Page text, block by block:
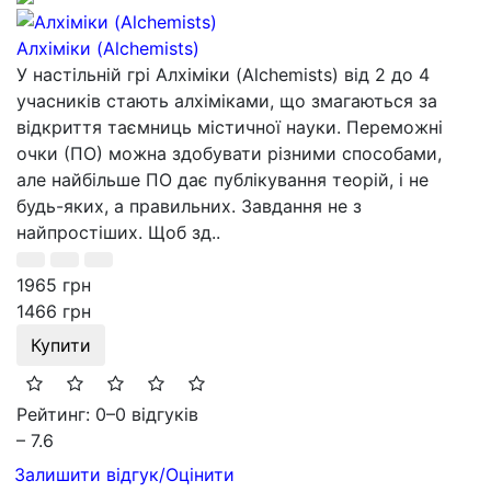
Алхіміки (Alchemists)
У настільній грі Алхіміки (Alchemists) від 2 до 4
учасників стають алхіміками, що змагаються за
відкриття таємниць містичної науки. Переможні
очки (ПО) можна здобувати різними способами,
але найбільше ПО дає публікування теорій, і не
будь-яких, а правильних. Завдання не з
найпростіших. Щоб зд..
1965 грн
1466 грн
Купити
Рейтинг: 0–0 відгуків
– 7.6
Залишити відгук/Оцінити